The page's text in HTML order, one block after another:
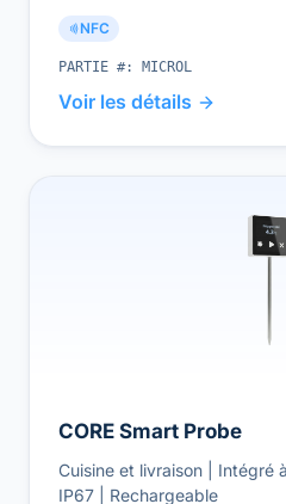
NFC
PARTIE #: MICROL
Voir les détails
CORE Smart Probe
Cuisine et livraison | Intégré
IP67 | Rechargeable